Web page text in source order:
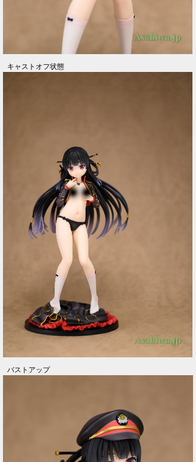
キャストオフ状態
バストアップ